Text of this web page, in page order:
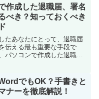
を示す大切な機会です。適
い方や、文書...
作成した退職届、署名
べき？知っておくべき
たあなたにとって、退職届
伝える最も重要な手段で
パソコンで作成した退職届
き？それとも印鑑を押して
？」といった疑...
でもOK？手書きと
ナーを徹底解説！